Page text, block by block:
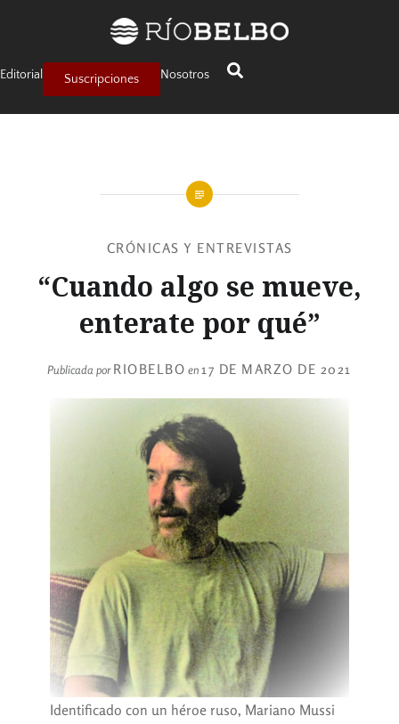
Editorial Suscripciones Nosotros
CRÓNICAS Y ENTREVISTAS
“Cuando algo se mueve,
enterate por qué”
Publicada porRIOBELBO en17 DE MARZO DE 2021
Identificado con un héroe ruso, Mariano Mussi